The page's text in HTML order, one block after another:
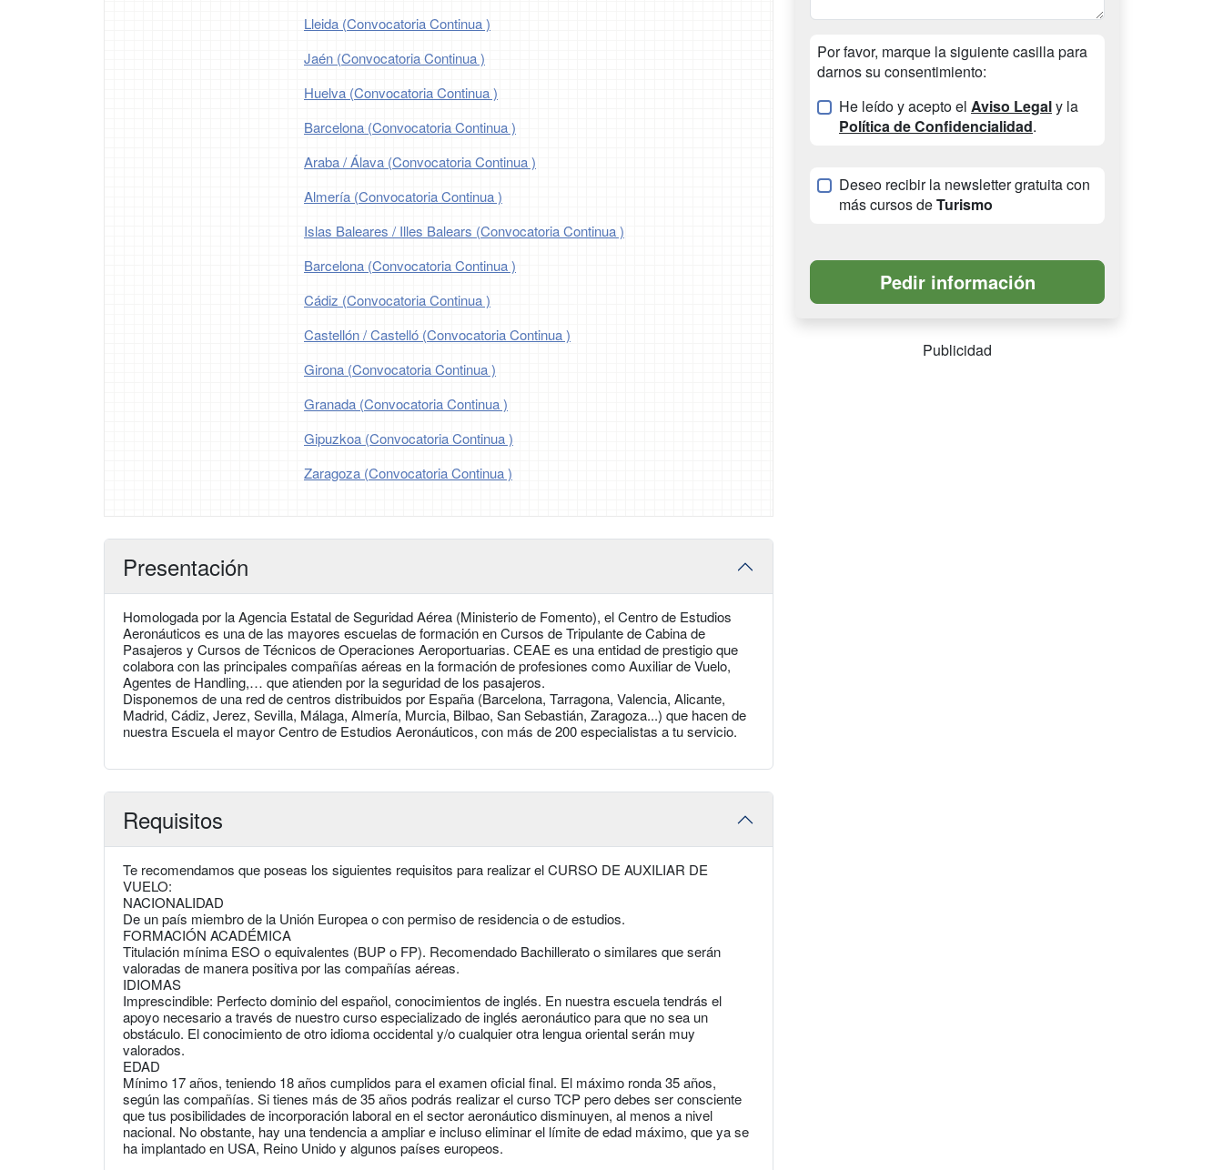
Lleida (Convocatoria Continua )
Jaén (Convocatoria Continua )
Huelva (Convocatoria Continua )
Barcelona (Convocatoria Continua )
Araba / Álava (Convocatoria Continua )
Almería (Convocatoria Continua )
Islas Baleares / Illes Balears (Convocatoria Continua )
Barcelona (Convocatoria Continua )
Cádiz (Convocatoria Continua )
Castellón / Castelló (Convocatoria Continua )
Girona (Convocatoria Continua )
Granada (Convocatoria Continua )
Gipuzkoa (Convocatoria Continua )
Zaragoza (Convocatoria Continua )
Presentación
Homologada por la Agencia Estatal de Seguridad Aérea (Ministerio de Fomento), el Centro de Estudios
Aeronáuticos es una de las mayores escuelas de formación en Cursos de Tripulante de Cabina de
Pasajeros y Cursos de Técnicos de Operaciones Aeroportuarias. CEAE es una entidad de prestigio que
colabora con las principales compañías aéreas en la formación de profesiones como Auxiliar de Vuelo,
Agentes de Handling,… que atienden por la seguridad de los pasajeros.
Disponemos de una red de centros distribuidos por España (Barcelona, Tarragona, Valencia, Alicante,
Madrid, Cádiz, Jerez, Sevilla, Málaga, Almería, Murcia, Bilbao, San Sebastián, Zaragoza...) que hacen de
nuestra Escuela el mayor Centro de Estudios Aeronáuticos, con más de 200 especialistas a tu servicio.
Requisitos
Te recomendamos que poseas los siguientes requisitos para realizar el CURSO DE AUXILIAR DE
VUELO:
NACIONALIDAD
De un país miembro de la Unión Europea o con permiso de residencia o de estudios.
FORMACIÓN ACADÉMICA
Titulación mínima ESO o equivalentes (BUP o FP). Recomendado Bachillerato o similares que serán
valoradas de manera positiva por las compañías aéreas.
IDIOMAS
Imprescindible: Perfecto dominio del español, conocimientos de inglés. En nuestra escuela tendrás el
apoyo necesario a través de nuestro curso especializado de inglés aeronáutico para que no sea un
obstáculo. El conocimiento de otro idioma occidental y/o cualquier otra lengua oriental serán muy
valorados.
EDAD
Mínimo 17 años, teniendo 18 años cumplidos para el examen oficial final. El máximo ronda 35 años,
según las compañías. Si tienes más de 35 años podrás realizar el curso TCP pero debes ser consciente
que tus posibilidades de incorporación laboral en el sector aeronáutico disminuyen, al menos a nivel
nacional. No obstante, hay una tendencia a ampliar e incluso eliminar el límite de edad máximo, que ya se
ha implantado en USA, Reino Unido y algunos países europeos.
Por favor, marque la siguiente casilla para
darnos su consentimiento:
He leído y acepto el Aviso Legaly la
Política de Confidencialidad.
Deseo recibir la newsletter gratuita con
más cursos deTurismo
Publicidad